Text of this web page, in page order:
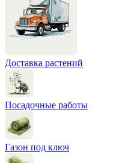
Доставка растений
Посадочные работы
Газон под ключ